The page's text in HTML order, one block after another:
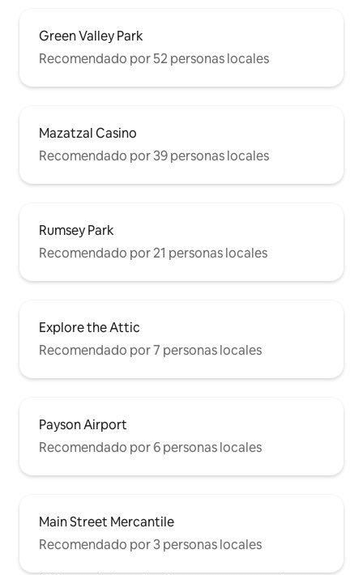
Green Valley Park
Recomendado por 52 personas locales
Mazatzal Casino
Recomendado por 39 personas locales
Rumsey Park
Recomendado por 21 personas locales
Explore the Attic
Recomendado por 7 personas locales
Payson Airport
Recomendado por 6 personas locales
Main Street Mercantile
Recomendado por 3 personas locales